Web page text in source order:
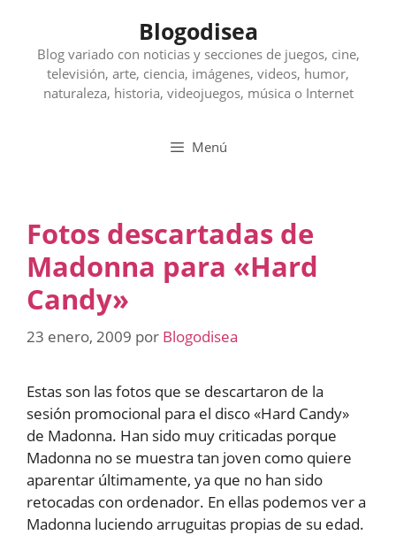
contenido
Blogodisea
Blog variado con noticias y secciones de juegos, cine,
televisión, arte, ciencia, imágenes, videos, humor,
naturaleza, historia, videojuegos, música o Internet
Menú
Fotos descartadas de
Madonna para «Hard
Candy»
23 enero, 2009 por Blogodisea
Estas son las fotos que se descartaron de la
sesión promocional para el disco «Hard Candy»
de Madonna. Han sido muy criticadas porque
Madonna no se muestra tan joven como quiere
aparentar últimamente, ya que no han sido
retocadas con ordenador. En ellas podemos ver a
Madonna luciendo arruguitas propias de su edad.